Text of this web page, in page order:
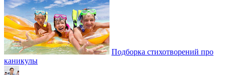
Подборка стихотворений про
каникулы